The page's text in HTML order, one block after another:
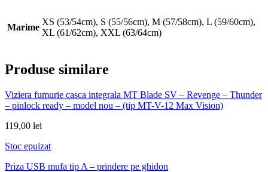
Marime
XS (53/54cm), S (55/56cm), M (57/58cm), L (59/60cm),
XL (61/62cm), XXL (63/64cm)
Produse similare
Viziera fumurie casca integrala MT Blade SV – Revenge – Thunder
– pinlock ready – model nou – (tip MT-V-12 Max Vision)
119,00 lei
Stoc epuizat
Priza USB mufa tip A – prindere pe ghidon